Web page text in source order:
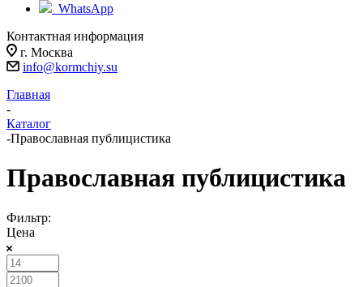
WhatsApp
Контактная информация
г. Москва
info@kormchiy.su
Главная
-
Каталог
-Православная публицистика
Православная публицистика
Фильтр:
Цена